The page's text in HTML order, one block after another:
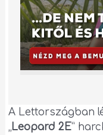
A Lettországban
„Leopard 2E”